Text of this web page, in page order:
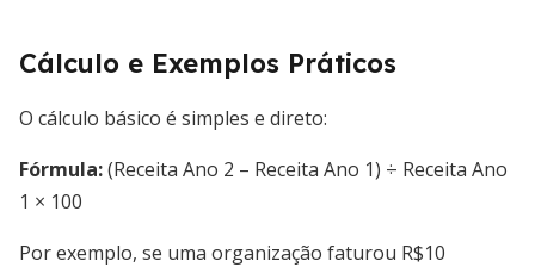
Cálculo e Exemplos Práticos
O cálculo básico é simples e direto:
Fórmula:(Receita Ano 2 – Receita Ano 1) ÷ Receita Ano
1 × 100
Por exemplo, se uma organização faturou R$10